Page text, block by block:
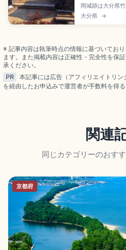
岡城跡は大分県
れた国指定史跡
三郎惟栄が源義
る。
大分県 →
※ 記事内容は執筆時点の情報に基づいてお
ます。また掲載内容は正確性・完全性を保
承ください。
PR
本記事には広告（アフィリエイトリ
を経由したお申込みで運営者が手数料を得る
関連
同じカテゴリーのおす
京都府